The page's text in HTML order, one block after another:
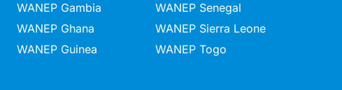
WANEP Gambia
WANEP Ghana
WANEP Guinea
WANEP Senegal
WANEP Sierra Leone
WANEP Togo